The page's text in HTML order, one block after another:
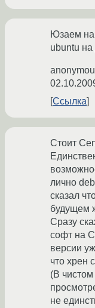
Юзаем на
ubuntu
Ссылка
Стоит
лично
сказал
будущем
Сразу
софт на
версии
что хрен
(В
не